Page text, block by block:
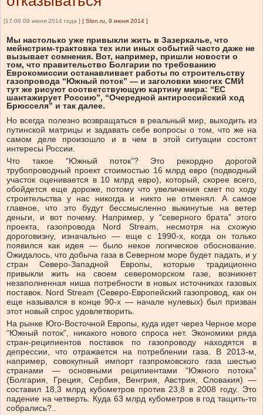
[17:00 09 июня 2014 года ] [ Slon.ru, 9 июня 2014 ]
Мы настолько уже привыкли жить в Зазеркалье, что
мейнстрим-трактовка тех или иных событий часто даже не
вызывает сомнения. Вот, например, пришли новости о
том, что правительство Болгарии по требованию
Еврокомиссии останавливает работы по строительству
газопровода “Южный поток” — и заголовки многих СМИ
тут же рисуют соответствующую картину мира: “ЕС
шантажирует Россию”, “Очередной антироссийский ход
Брюсселя” и так далее.
Но всегда полезно возвращаться в реальный мир, выходить из
путинской матрицы и задавать себе вопросы о том, что же на
самом деле произошло и в чем в этой ситуации состоят
интересы России.
Что такое “Южный поток”? Это рекордно дорогой
трубопроводный проект стоимостью 16 млрд евро (подводный
участок оценивается в 10 млрд евро), который, скорее всего,
обойдется еще дороже, потому что увеличения смет по ходу
строительства у нас никогда и никто не отменял. А самое
главное, что это будут бессмысленно выкинутые на ветер
деньги, и вот почему. Например, у “северного брата” этого
проекта, газопровода Nord Stream, несмотря на схожую
дороговизну, изначально — еще с 1990-х, когда он только
появился как идея — было некое логическое обоснование.
Ожидалось, что добыча газа в Северном море будет падать, и у
стран Северо-Западной Европы, которые традиционно
привыкли жить на своем североморском газе, возникнет
незаполненная ниша потребности в новых источниках газовых
поставок. Nord Stream (Северо-Европейский газопровод, как он
еще назывался в конце 90-х — начале нулевых) был призван
этот новый спрос удовлетворить.
На рынке Юго-Восточной Европы, куда идет через Черное море
“Южный поток”, никакого нового спроса нет. Экономики ряда
стран-реципиентов поставок по газопроводу находятся в
депрессии, что отражается на потреблении газа. В 2013-м,
например, совокупный импорт газпромовского газа шестью
странами — основными реципиентами “Южного потока”
(Болгария, Греция, Сербия, Венгрия, Австрия, Словакия) —
составил 18,3 млрд кубометров против 23,8 в 2008 году. Это
падение на четверть. Куда 63 млрд кубометров в год тащить-то
собрались?..